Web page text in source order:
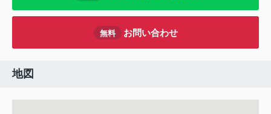
無料 お問い合わせ
地図